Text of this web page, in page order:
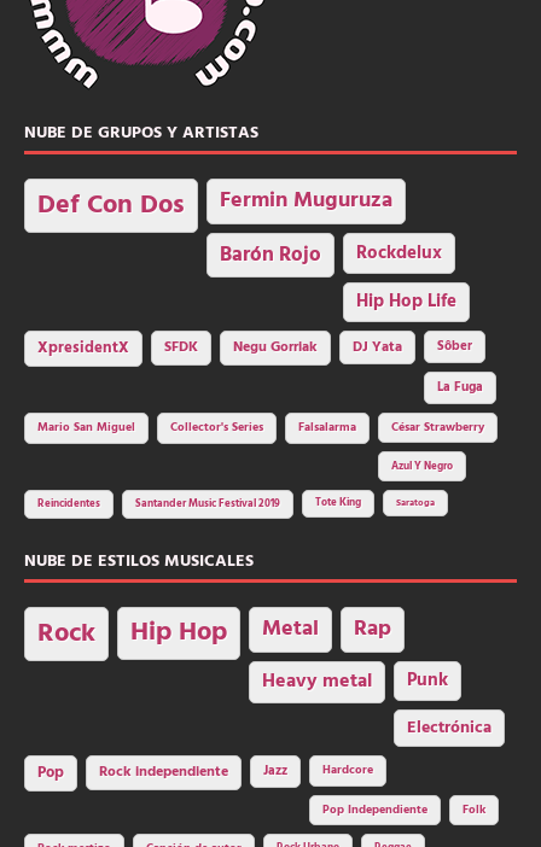
NUBE DE GRUPOS Y ARTISTAS
Def Con Dos Fermin Muguruza
Barón Rojo Rockdelux
Hip Hop Life
XpresidentX SFDK Negu Gorriak DJ Yata
Sôber
La Fuga
Mario San Miguel
Collector's Series Falsalarma César Strawberry
Azul Y Negro
Reincidentes Santander Music Festival 2019 Tote King Saratoga
NUBE DE ESTILOS MUSICALES
Rock Hip Hop Metal Rap
Heavy metal Punk
Electrónica
Pop Rock independiente Jazz Hardcore
Pop Independiente Folk